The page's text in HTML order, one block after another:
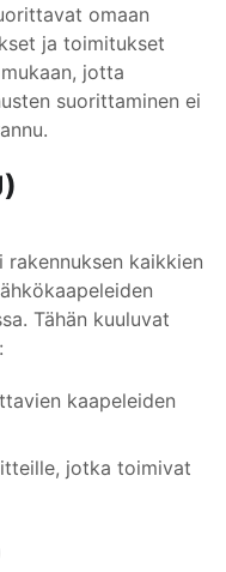
omaan
ja toimitukset
jotta
suorittaminen ei
kaikkien
Tähän kuuluvat
kaapeleiden
jotka toimivat